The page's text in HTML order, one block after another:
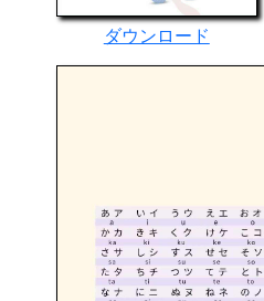
ダウンロード